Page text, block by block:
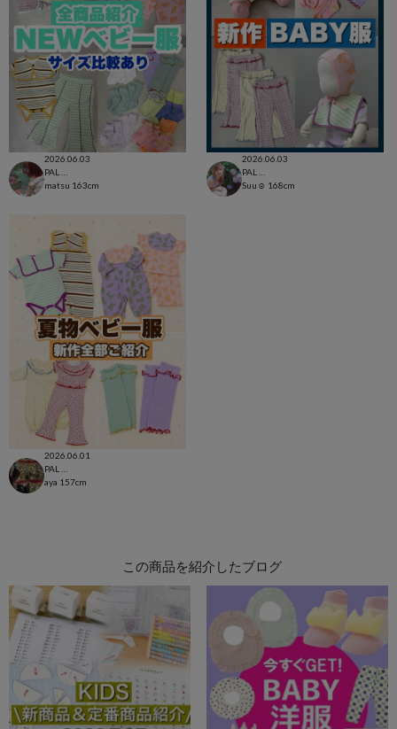
2026.06.03
matsu 163cm
2026.06.03
Suu☺︎ 168cm
2026.06.01
aya 157cm
この商品を紹介したブログ